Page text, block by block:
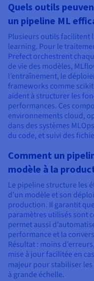
Quels outils
un pipeline ML
Plusieurs outils facilitent
learning. Pour le
Prefect orchestrent
de vie des modèles,
l’entraînement, le
frameworks comme
aident à structurer les
performances. Ces
environnements cloud,
dans des systèmes
du code, et suivi des
Comment un
modèle à la
Le pipeline structure les
d’un modèle et son
production. Il garantit
paramètres utilisés sont
permet aussi
performance et la
Résultat : moins
mise à jour facilitée en
majeur pour stabiliser les
à grande échelle.